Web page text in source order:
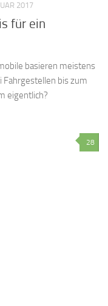
2017
für ein
basieren meistens
bis zum
eigentlich?
28